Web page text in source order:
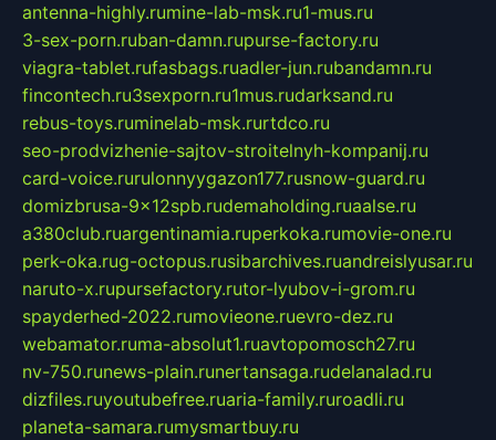
antenna-highly.rumine-lab-msk.ru1-mus.ru
3-sex-porn.ruban-damn.rupurse-factory.ru
viagra-tablet.rufasbags.ruadler-jun.rubandamn.ru
fincontech.ru3sexporn.ru1mus.rudarksand.ru
rebus-toys.ruminelab-msk.rurtdco.ru
seo-prodvizhenie-sajtov-stroitelnyh-kompanij.ru
card-voice.rurulonnyygazon177.rusnow-guard.ru
domizbrusa-9x12spb.rudemaholding.ruaalse.ru
a380club.ruargentinamia.ruperkoka.rumovie-one.ru
perk-oka.rug-octopus.rusibarchives.ruandreislyusar.ru
naruto-x.rupursefactory.rutor-lyubov-i-grom.ru
spayderhed-2022.rumovieone.ruevro-dez.ru
webamator.ruma-absolut1.ruavtopomosch27.ru
nv-750.runews-plain.runertansaga.rudelanalad.ru
dizfiles.ruyoutubefree.ruaria-family.ruroadli.ru
planeta-samara.rumysmartbuy.ru